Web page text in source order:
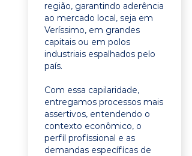
região, garantindo aderência
ao mercado local, seja em
Veríssimo, em grandes
capitais ou em polos
industriais espalhados pelo
país.
Com essa capilaridade,
entregamos processos mais
assertivos, entendendo o
contexto econômico, o
perfil profissional e as
demandas específicas de